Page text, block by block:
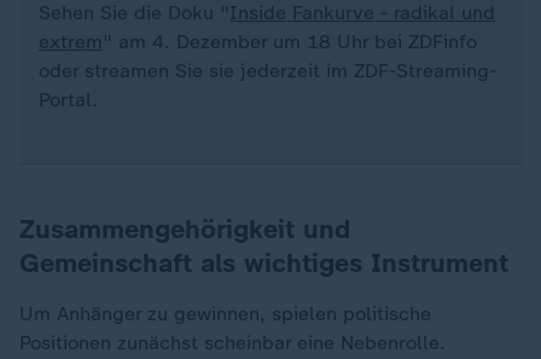
Sehen Sie die Doku "Inside Fankurve - radikal und
extrem " am 4. Dezember um 18 Uhr bei ZDFinfo
oder streamen Sie sie jederzeit im ZDF-Streaming-
Portal.
Zusammengehörigkeit und
Gemeinschaft als wichtiges Instrument
Um Anhänger zu gewinnen, spielen politische
Positionen zunächst scheinbar eine Nebenrolle.